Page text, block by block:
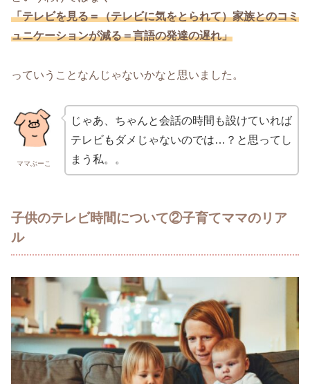
「テレビを見る＝（テレビに気をとられて）家族とのコミ
ュニケーションが減る＝言語の発達の遅れ」
っていうことなんじゃないかなと思いました。
ママぶーこ
じゃあ、ちゃんと会話の時間も設けていれば
テレビもダメじゃないのでは…？と思ってし
まう私。。
子供のテレビ時間について②子育てママのリア
ル